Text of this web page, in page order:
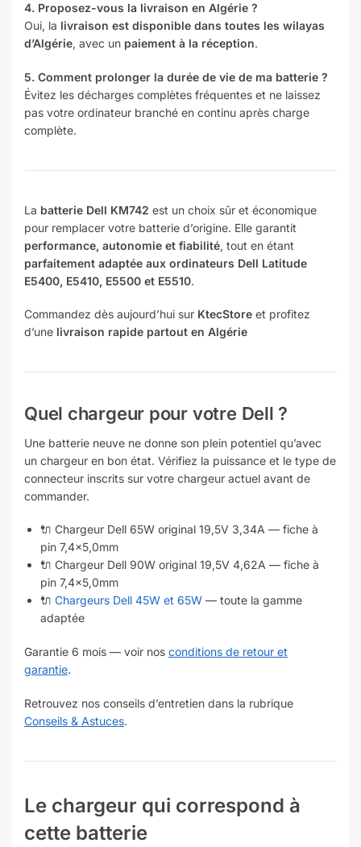
4. Proposez-vous la livraison en Algérie ?
Oui, la livraison est disponible dans toutes les wilayas
d’Algérie, avec un paiement à la réception.
5. Comment prolonger la durée de vie de ma batterie ?
Évitez les décharges complètes fréquentes et ne laissez
pas votre ordinateur branché en continu après charge
complète.
La batterie Dell KM742 est un choix sûr et économique
pour remplacer votre batterie d’origine. Elle garantit
performance, autonomie et fiabilité, tout en étant
parfaitement adaptée aux ordinateurs Dell Latitude
E5400, E5410, E5500 et E5510.
Commandez dès aujourd’hui sur KtecStore et profitez
d’une livraison rapide partout en Algérie
Quel chargeur pour votre Dell ?
Une batterie neuve ne donne son plein potentiel qu’avec
un chargeur en bon état. Vérifiez la puissance et le type de
connecteur inscrits sur votre chargeur actuel avant de
commander.
🔌 Chargeur Dell 65W original 19,5V 3,34A — fiche à
pin 7,4×5,0mm
🔌 Chargeur Dell 90W original 19,5V 4,62A — fiche à
pin 7,4×5,0mm
🔌 Chargeurs Dell 45W et 65W — toute la gamme
adaptée
Garantie 6 mois — voir nos conditions de retour et
garantie.
Retrouvez nos conseils d’entretien dans la rubrique
Conseils & Astuces.
Le chargeur qui correspond à
cette batterie